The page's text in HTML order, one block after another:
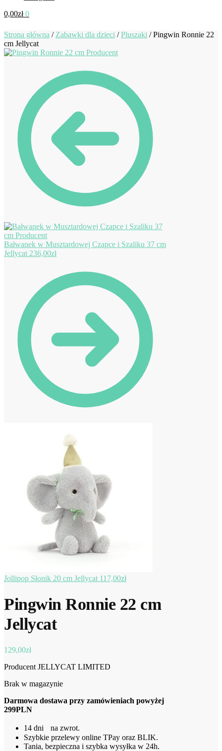
0,00zł 0
Strona główna / Zabawki dla dzieci /Pluszaki /Pingwin Ronnie 22
cm Jellycat
Bałwanek w Musztardowej Czapce i Szaliku 37 cm
Jellycat 236,00zł
Jollipop Słonik 20 cm Jellycat 117,00zł
Pingwin Ronnie 22 cm
Jellycat
129,00zł
Producent JELLYCAT LIMITED
Brak w magazynie
Darmowa dostawa przy zamówieniach powyżej
299PLN
14 dni na zwrot.
Szybkie przelewy online TPay oraz BLIK.
Tania, bezpieczna i szybka wysyłka w 24h.